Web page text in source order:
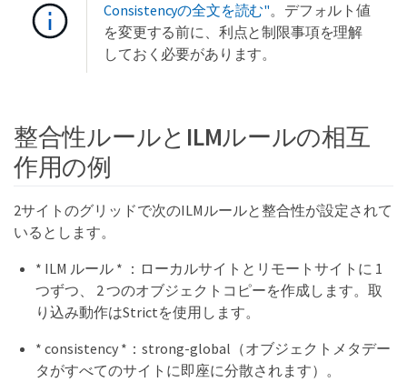
Consistencyの全文を読む"。デフォルト値
を変更する前に、利点と制限事項を理解
しておく必要があります。
整合性ルールとILMルールの相互
作用の例
2サイトのグリッドで次のILMルールと整合性が設定されて
いるとします。
* ILM ルール * ：ローカルサイトとリモートサイトに 1
つずつ、 2 つのオブジェクトコピーを作成します。取
り込み動作はStrictを使用します。
* consistency *：strong-global（オブジェクトメタデー
タがすべてのサイトに即座に分散されます）。